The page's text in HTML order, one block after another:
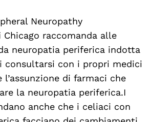
Neuropathy
Chicago raccomanda alle
neuropatia periferica indotta
consultarsi con i propri medici
di farmaci che
la neuropatia periferica. I
anche che i celiaci con